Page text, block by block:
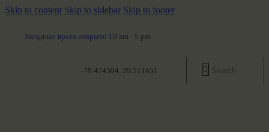
Skip to content Skip to sidebar Skip to footer
Звездные врата открыто 10 am - 5 pm
-79.474594, 29.511651